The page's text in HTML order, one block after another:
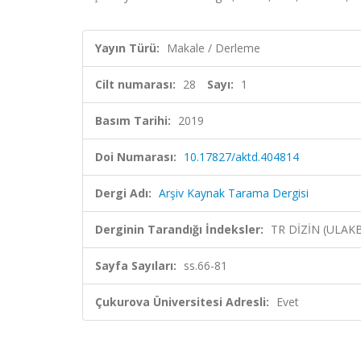
Yayın Türü: Makale / Derleme
Cilt numarası: 28 Sayı: 1
Basım Tarihi: 2019
Doi Numarası: 10.17827/aktd.404814
Dergi Adı: Arşiv Kaynak Tarama Dergisi
Derginin Tarandığı İndeksler: TR DİZİN
Sayfa Sayıları: ss.66-81
Çukurova Üniversitesi Adresli: Evet